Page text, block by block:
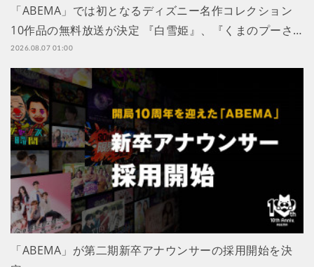
「ABEMA」では初となるディズニー名作コレクション
10作品の無料放送が決定 『白雪姫』、『くまのプーさ…
2026.08.07 01:00
「ABEMA」が第二期新卒アナウンサーの採用開始を決